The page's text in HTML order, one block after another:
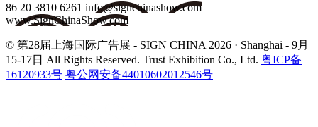
86 20 3810 6261 info@signchinashow.com
www.SignChinaShow.com
© 第28届上海国际广告展 - SIGN CHINA 2026 · Shanghai - 9月
15-17日 All Rights Reserved. Trust Exhibition Co., Ltd. 粤ICP备
16120933号 粤公网安备44010602012546号